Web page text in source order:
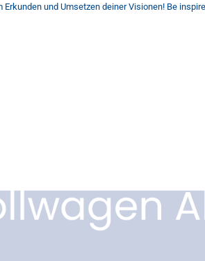
und Umsetzen deiner Visionen! Be